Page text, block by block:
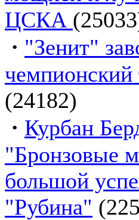
ЦСКА
· "Зенит"
чемпионский
(24182)
· Курбан
"Бронзовые
большой
"Рубина"